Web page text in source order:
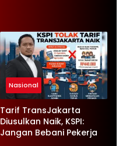
Nasional
Tarif TransJakarta
Diusulkan Naik, KSPI:
Jangan Bebani Pekerja